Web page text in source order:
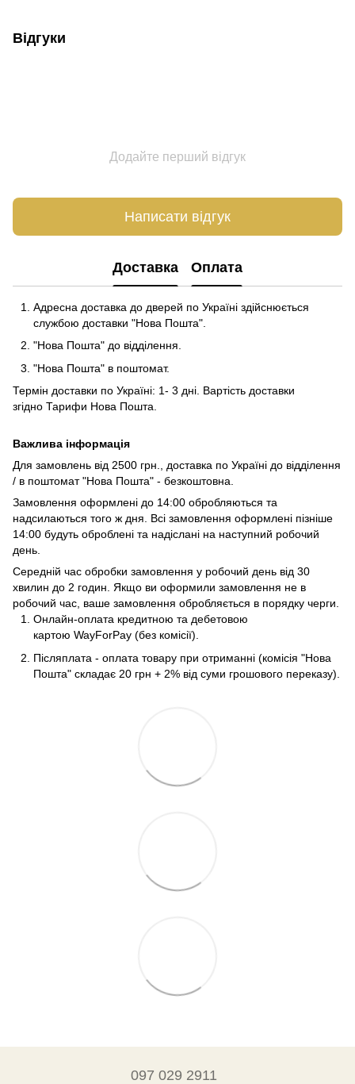
Відгуки
Додайте перший відгук
Написати відгук
Доставка Оплата
Адресна доставка до дверей по Україні здійснюється
службою доставки "Нова Пошта".
"Нова Пошта" до відділення.
"Нова Пошта" в поштомат.
Термін доставки по Україні: 1- 3 дні. Вартість доставки
згідно Тарифи Нова Пошта
Важлива інформація
Для замовлень від 2500 грн., доставка по Україні до відділення
/ в поштомат "Нова Пошта" - безкоштовна.
Замовлення оформлені до 14:00 обробляються та
надсилаються того ж дня. Всі замовлення оформлені пізніше
14:00 будуть оброблені та надіслані на наступний робочий
день.
Середній час обробки замовлення у робочий день від 30
хвилин до 2 годин. Якщо ви оформили замовлення не в
робочий час, ваше замовлення обробляється в порядку черги.
Онлайн-оплата кредитною та дебетовою
картою WayForPay (без комісії).
Післяплата - оплата товару при отриманні (комісія "Нова
Пошта" складає 20 грн + 2% від суми грошового переказу).
097 029 2911